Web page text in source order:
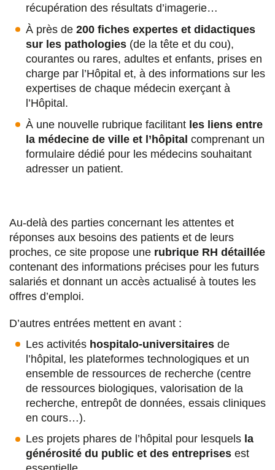
récupération des résultats d’imagerie…
À près de 200 fiches expertes et didactiques
sur les pathologies (de la tête et du cou),
courantes ou rares, adultes et enfants, prises en
charge par l’Hôpital et, à des informations sur les
expertises de chaque médecin exerçant à
l’Hôpital.
À une nouvelle rubrique facilitant les liens entre
la médecine de ville et l’hôpital comprenant un
formulaire dédié pour les médecins souhaitant
adresser un patient.
Au-delà des parties concernant les attentes et
réponses aux besoins des patients et de leurs
proches, ce site propose une rubrique RH détaillée
contenant des informations précises pour les futurs
salariés et donnant un accès actualisé à toutes les
offres d’emploi.
D’autres entrées mettent en avant :
Les activités hospitalo-universitaires de
l’hôpital, les plateformes technologiques et un
ensemble de ressources de recherche (centre
de ressources biologiques, valorisation de la
recherche, entrepôt de données, essais cliniques
en cours…).
Les projets phares de l’hôpital pour lesquels la
générosité du public et des entreprises est